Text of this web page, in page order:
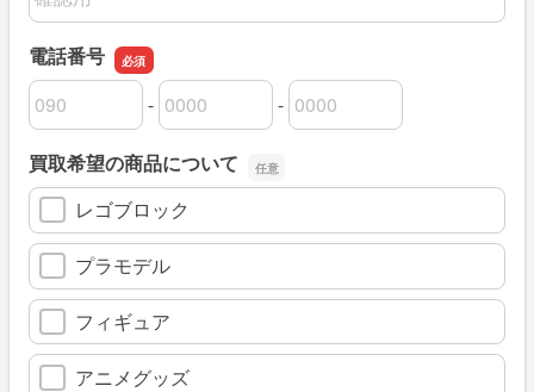
電話番号
電話番号の市外局番
-
電話番号の市内局番 -
電話番号の加入者番号
買取希望の商品について
レゴブロック
プラモデル
フィギュア
アニメグッズ